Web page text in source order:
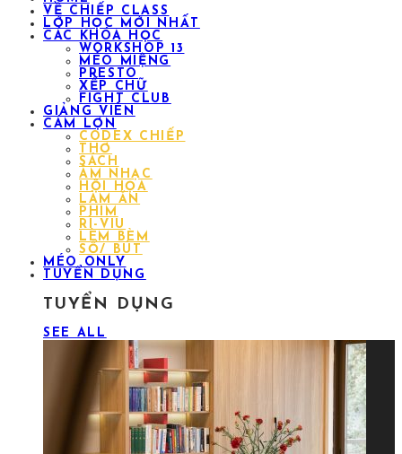
VỀ CHIẾP CLASS
LỚP HỌC MỚI NHẤT
CÁC KHÓA HỌC
WORKSHOP 13
MÉO MIỆNG
PRESTO
XẾP CHỮ
FIGHT CLUB
GIẢNG VIÊN
CÁM LỢN
CODEX CHIẾP
THƠ
SÁCH
ÂM NHẠC
HỘI HỌA
LÀM ĂN
PHIM
RÌ-VIU
LÈM BÈM
SỔ/ BÚT
MÉO ONLY
TUYỂN DỤNG
TUYỂN DỤNG
SEE ALL